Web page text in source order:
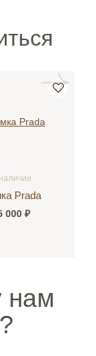
Prada Re-
нам